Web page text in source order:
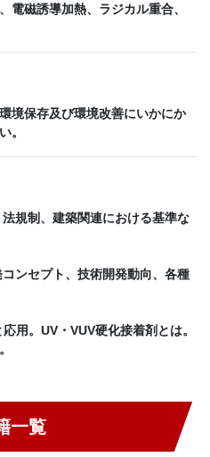
電磁誘導加熱、ラジカル重合、
境保存及び環境改善にいかにか
。
規制、建築関連における基準な
ンセプト、技術開発動向、各種
用。UV・VUV硬化接着剤とは。
一覧